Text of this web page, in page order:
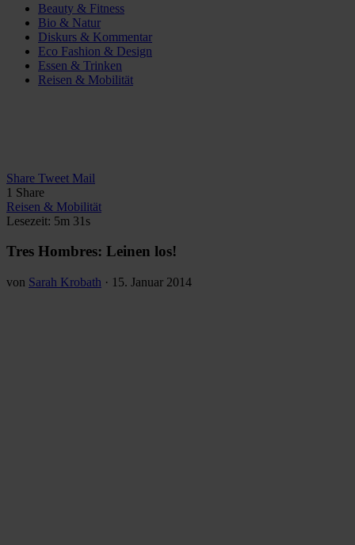
Beauty & Fitness
Bio & Natur
Diskurs & Kommentar
Eco Fashion & Design
Essen & Trinken
Reisen & Mobilität
Share Tweet Mail
1 Share
Reisen & Mobilität
Lesezeit: 5m 31s
Tres Hombres: Leinen los!
von Sarah Krobath · 15. Januar 2014